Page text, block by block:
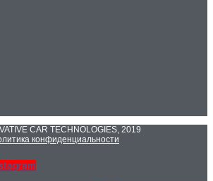
CAR TECHNOLOGIES, 2019
конфиденциальности